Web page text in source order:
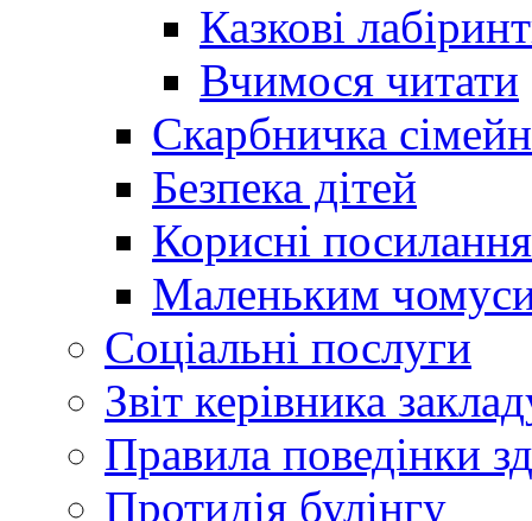
Казкові
Вчимося читати
Скарбничка
Безпека дітей
Корисні посилання
Маленьким
Соціальні послуги
Звіт керівника
Правила поведінки
Протидія булінгу